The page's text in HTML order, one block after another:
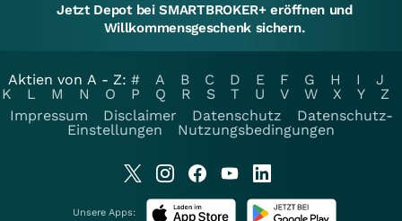
Jetzt Depot bei SMARTBROKER+ eröffnen und
Willkommensgeschenk sichern.
Aktien von A - Z: # A B C D E F G H I
J
K
L M N O P Q R S T U V W X Y
Z
Impressum
Disclaimer Datenschutz
Datenschutz-
Einstellungen
Nutzungsbedingungen
Unsere Apps: